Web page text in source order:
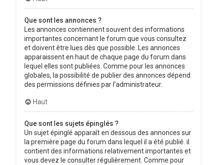
Que sont les annonces ?
Les annonces contiennent souvent des informations
importantes concernant le forum que vous consultez
et doivent être lues dès que possible. Les annonces
apparaissent en haut de chaque page du forum dans
lequel elles sont publiées. Comme pour les annonces
globales, la possibilité de publier des annonces dépend
des permissions définies par l’administrateur.
Haut
Que sont les sujets épinglés ?
Un sujet épinglé apparaît en dessous des annonces sur
la première page du forum dans lequel il a été publié. il
contient des informations relativement importantes et
vous devez le consulter régulièrement. Comme pour